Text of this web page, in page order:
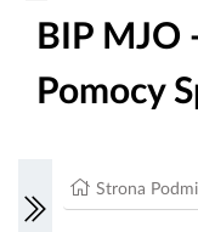
BIP MJO
Pomocy
Strona